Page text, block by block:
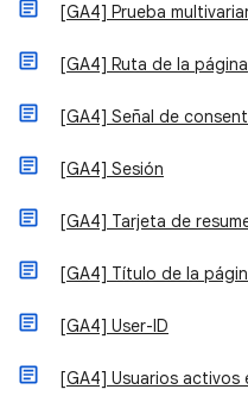
[GA4] Prueba
[GA4] Ruta de la página
[GA4] Señal de
[GA4] Sesión
[GA4] Tarjeta de
[GA4] Título de la
[GA4] User-ID
[GA4] Usuarios activos